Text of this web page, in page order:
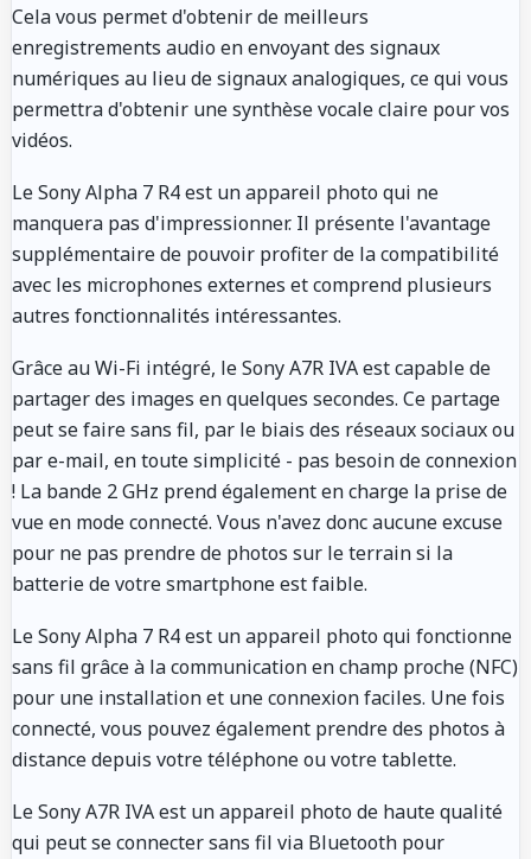
Cela vous permet d'obtenir de meilleurs
enregistrements audio en envoyant des signaux
numériques au lieu de signaux analogiques, ce qui vous
permettra d'obtenir une synthèse vocale claire pour vos
vidéos.
Le Sony Alpha 7 R4 est un appareil photo qui ne
manquera pas d'impressionner. Il présente l'avantage
supplémentaire de pouvoir profiter de la compatibilité
avec les microphones externes et comprend plusieurs
autres fonctionnalités intéressantes.
Grâce au Wi-Fi intégré, le Sony A7R IVA est capable de
partager des images en quelques secondes. Ce partage
peut se faire sans fil, par le biais des réseaux sociaux ou
par e-mail, en toute simplicité - pas besoin de connexion
! La bande 2 GHz prend également en charge la prise de
vue en mode connecté. Vous n'avez donc aucune excuse
pour ne pas prendre de photos sur le terrain si la
batterie de votre smartphone est faible.
Le Sony Alpha 7 R4 est un appareil photo qui fonctionne
sans fil grâce à la communication en champ proche (NFC)
pour une installation et une connexion faciles. Une fois
connecté, vous pouvez également prendre des photos à
distance depuis votre téléphone ou votre tablette.
Le Sony A7R IVA est un appareil photo de haute qualité
qui peut se connecter sans fil via Bluetooth pour